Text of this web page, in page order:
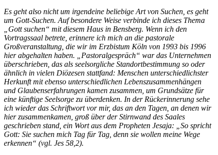
Es geht also nicht um irgendeine beliebige Art von Suchen, es geht
um Gott-Suchen. Auf besondere Weise verbinde ich dieses Thema
„Gott suchen“ mit diesem Haus in Bensberg. Wenn ich den
Vortragssaal betrete, erinnere ich mich an die pastorale
Großveranstaltung, die wir im Erzbistum Köln von 1993 bis 1996
hier abgehalten haben. „Pastoralgespräch“ war das Unternehmen
überschrieben, das als seelsorgliche Standortbestimmung so oder
ähnlich in vielen Diözesen stattfand: Menschen unterschiedlichster
Herkunft mit ebenso unterschiedlichen Lebenszusammenhängen
und Glaubenserfahrungen kamen zusammen, um Grundsätze für
eine künftige Seelsorge zu überdenken. In der Rückerinnerung sehe
ich wieder das Schriftwort vor mir, das an den Tagen, an denen wir
hier zusammenkamen, groß über der Stirnwand des Saales
geschrieben stand, ein Wort aus dem Propheten Jesaja: „So spricht
Gott: Sie suchen mich Tag für Tag, denn sie wollen meine Wege
erkennen“ (vgl. Jes 58,2).